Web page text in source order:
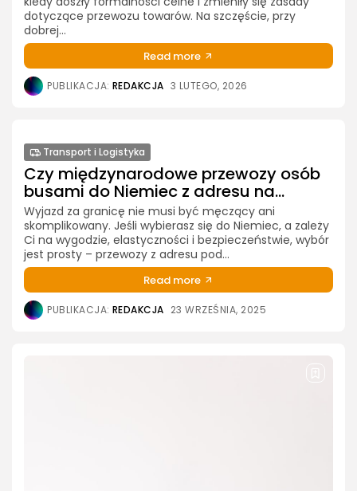
dotyczące przewozu towarów. Na szczęście, przy
dobrej...
Read more
PUBLIKACJA: REDAKCJA 3 LUTEGO, 2026
Transport i Logistyka
Czy międzynarodowe przewozy osób
busami do Niemiec z adresu na...
Wyjazd za granicę nie musi być męczący ani
skomplikowany. Jeśli wybierasz się do Niemiec, a zależy
Ci na wygodzie, elastyczności i bezpieczeństwie, wybór
jest prosty – przewozy z adresu pod...
Read more
PUBLIKACJA: REDAKCJA 23 WRZEŚNIA, 2025